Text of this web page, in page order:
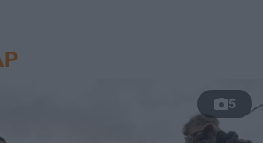
5